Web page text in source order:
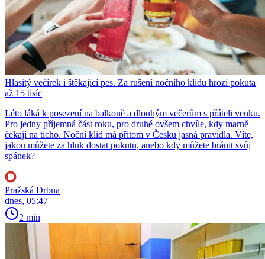
Hlasitý večírek i štěkající pes. Za rušení nočního klidu hrozí pokuta
až 15 tisíc
Léto láká k posezení na balkoně a dlouhým večerům s přáteli venku.
Pro jedny příjemná část roku, pro druhé ovšem chvíle, kdy marně
čekají na ticho. Noční klid má přitom v Česku jasná pravidla. Víte,
jakou můžete za hluk dostat pokutu, anebo kdy můžete bránit svůj
spánek?
Pražská Drbna
dnes, 05:47
2 min